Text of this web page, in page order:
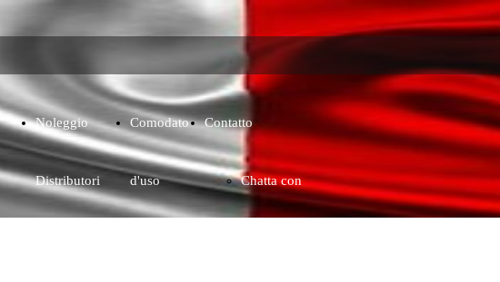
Noleggio
Distributori
Comodato
d'uso
Contatto
Chatta con